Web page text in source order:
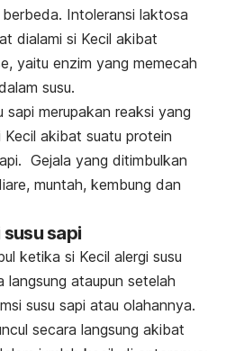
Intoleransi laktosa
dialami si Kecil akibat
yaitu enzim yang memecah
susu.
sapi merupakan reaksi yang
Kecil akibat suatu protein
Gejala yang ditimbulkan
muntah, kembung dan
susu sapi
ketika si Kecil alergi susu
ataupun setelah
susu sapi atau olahannya.
secara langsung akibat